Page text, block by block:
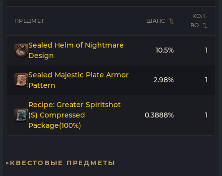
ПРЕДМЕТ ШАНС
КОЛ-
ВО
Sealed Helm of Nightmare
Design
10.5% 1
Sealed Majestic Plate Armor
Pattern
2.98% 1
Recipe: Greater Spiritshot
(S) Compressed
Package(100%)
0.3888% 1
КВЕСТОВЫЕ ПРЕДМЕТЫ